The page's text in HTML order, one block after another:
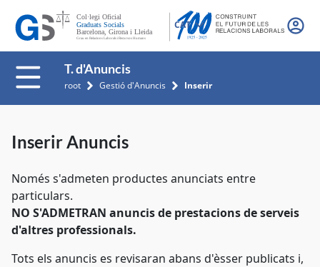
CAT
T. d'Anuncis
root Gestió d'Anuncis Inserir
Inserir Anuncis
Només s'admeten productes anunciats entre
particulars.
NO S'ADMETRAN anuncis de prestacions de serveis
d'altres professionals.
Tots els anuncis es revisaran abans d'èsser publicats i,